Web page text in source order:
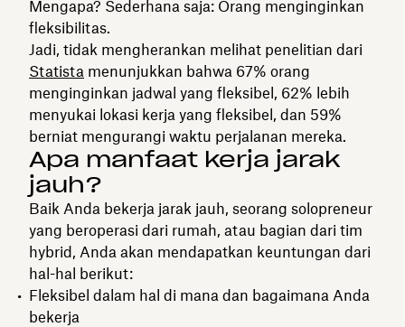
Mengapa? Sederhana saja: Orang menginginkan
fleksibilitas.
Jadi, tidak mengherankan melihat penelitian dari
Statista menunjukkan bahwa 67% orang
menginginkan jadwal yang fleksibel, 62% lebih
menyukai lokasi kerja yang fleksibel, dan 59%
berniat mengurangi waktu perjalanan mereka.
Apa manfaat kerja jarak
jauh?
Baik Anda bekerja jarak jauh, seorang solopreneur
yang beroperasi dari rumah, atau bagian dari tim
hybrid, Anda akan mendapatkan keuntungan dari
hal-hal berikut:
Fleksibel dalam hal di mana dan bagaimana Anda
bekerja